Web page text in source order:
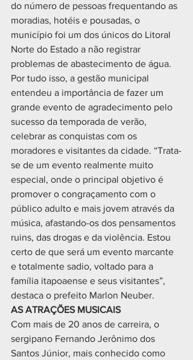
do número de pessoas frequentando as
moradias, hotéis e pousadas, o
município foi um dos únicos do Litoral
Norte do Estado a não registrar
problemas de abastecimento de água.
Por tudo isso, a gestão municipal
entendeu a importância de fazer um
grande evento de agradecimento pelo
sucesso da temporada de verão,
celebrar as conquistas com os
moradores e visitantes da cidade. “Trata-
se de um evento realmente muito
especial, onde o principal objetivo é
promover o congraçamento com o
público adulto e mais jovem através da
música, afastando-os dos pensamentos
ruins, das drogas e da violência. Estou
certo de que será um evento marcante
e totalmente sadio, voltado para a
família itapoaense e seus visitantes”,
destaca o prefeito Marlon Neuber.
AS ATRAÇÕES MUSICAIS
Com mais de 20 anos de carreira, o
sergipano Fernando Jerônimo dos
Santos Júnior, mais conhecido como